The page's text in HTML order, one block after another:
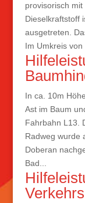
provisorisch
Dieselkraftstoff
ausgetreten.
Im Umkreis von
In ca. 10m
Ast im Baum
Fahrbahn L13.
Radweg wurde
Doberan
Bad...